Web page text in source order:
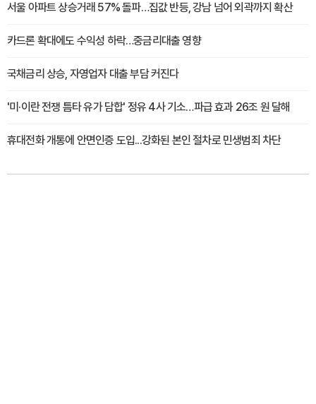
서울 아파트 상승거래 57% 돌파…집값 반등, 강남 넘어 외곽까지 확산
카드론 확대에도 수익성 하락…중금리대출 영향
국채금리 상승, 자영업자 대출 부담 커진다
'미·이란 전쟁 틈타 유가 담합' 정유 4사 기소…파급 효과 26조 원 달해
휴대전화 개통에 안면인증 도입...강화된 본인 절차로 민생범죄 차단